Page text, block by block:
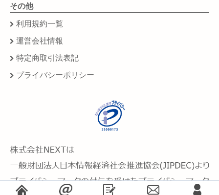
その他
利用規約一覧
運営会社情報
特定商取引法表記
プライバシーポリシー